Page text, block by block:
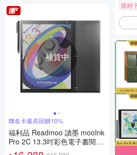
補貨中
聯名卡最高回饋10%
福利品 Readmoo 讀墨 mooInk
Pro 2C 13.3吋彩色電子書閱讀
器平板
限時